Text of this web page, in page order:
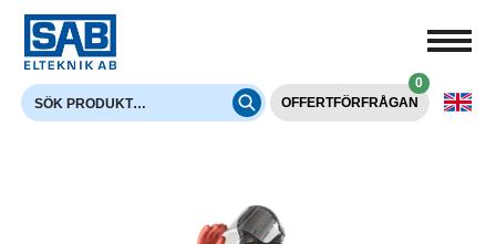
OFFERTFÖRFRÅGAN
0